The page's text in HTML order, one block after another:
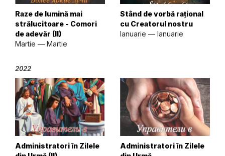
Raze de lumină mai
strălucitoare - Comori
de adevăr (II)
Martie — Martie
Stând de vorbă rațional
cu Creatorul nostru
Ianuarie — Ianuarie
2022
Administratori în Zilele
Administratori în Zilele